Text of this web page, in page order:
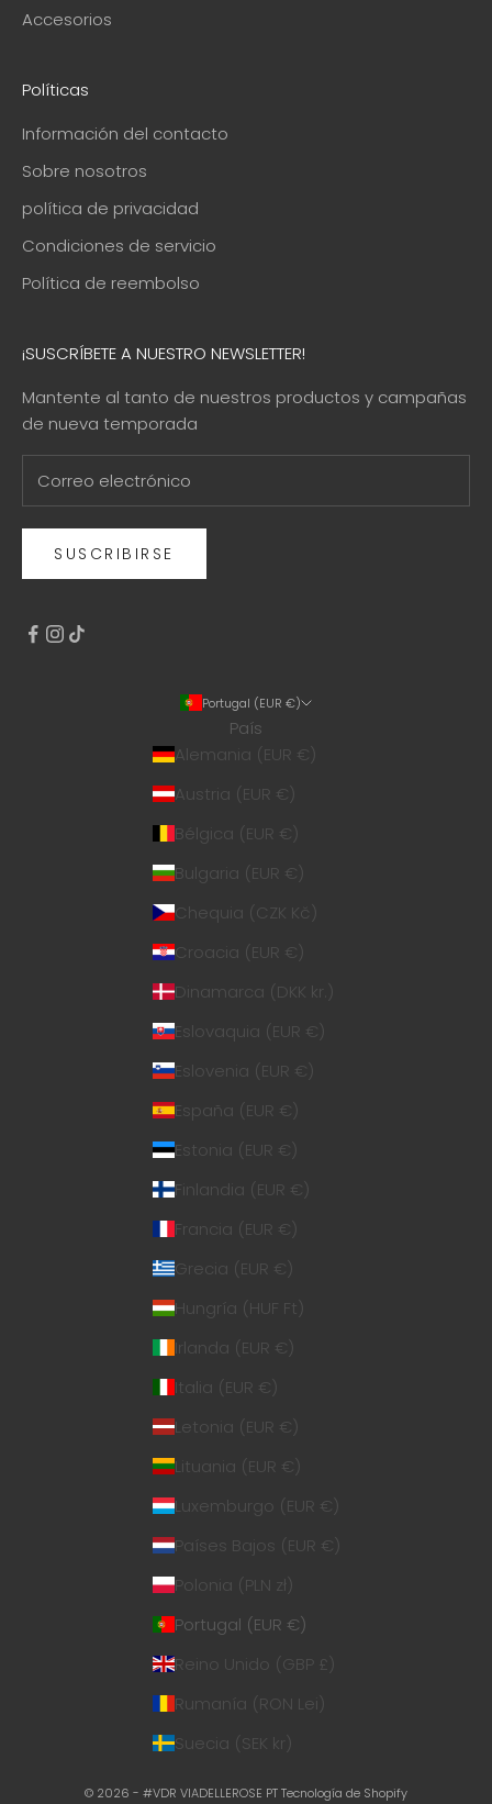
Accesorios
Políticas
Información del contacto
Sobre nosotros
política de privacidad
Condiciones de servicio
Política de reembolso
¡SUSCRÍBETE A NUESTRO NEWSLETTER!
Mantente al tanto de nuestros productos y campañas
de nueva temporada
SUSCRIBIRSE
Portugal (EUR €)
País
Alemania (EUR €)
Austria (EUR €)
Bélgica (EUR €)
Bulgaria (EUR €)
Chequia (CZK Kč)
Croacia (EUR €)
Dinamarca (DKK kr.)
Eslovaquia (EUR €)
Eslovenia (EUR €)
España (EUR €)
Estonia (EUR €)
Finlandia (EUR €)
Francia (EUR €)
Grecia (EUR €)
Hungría (HUF Ft)
Irlanda (EUR €)
Italia (EUR €)
Letonia (EUR €)
Lituania (EUR €)
Luxemburgo (EUR €)
Países Bajos (EUR €)
Polonia (PLN zł)
Portugal (EUR €)
Reino Unido (GBP £)
Rumanía (RON Lei)
Suecia (SEK kr)
© 2026 - #VDR VIADELLEROSE PTTecnología de Shopify